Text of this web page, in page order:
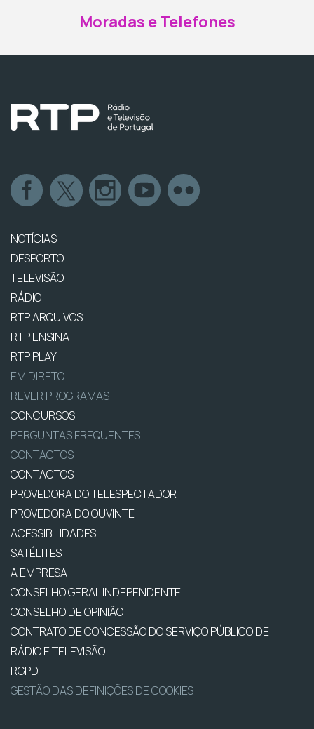
Moradas e Telefones
NOTÍCIAS
DESPORTO
TELEVISÃO
RÁDIO
RTP ARQUIVOS
RTP ENSINA
RTP PLAY
EM DIRETO
REVER PROGRAMAS
CONCURSOS
PERGUNTAS FREQUENTES
CONTACTOS
CONTACTOS
PROVEDORA DO TELESPECTADOR
PROVEDORA DO OUVINTE
ACESSIBILIDADES
SATÉLITES
A EMPRESA
CONSELHO GERAL INDEPENDENTE
CONSELHO DE OPINIÃO
CONTRATO DE CONCESSÃO DO SERVIÇO PÚBLICO DE
RÁDIO E TELEVISÃO
RGPD
GESTÃO DAS DEFINIÇÕES DE COOKIES